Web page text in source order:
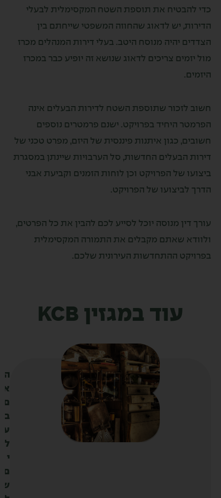
את תוספת השטח המקסימלית לבעלי
יש לדאוג שהחוזה המשפטי שייחתם בין
יהיה מנוסח היטב. בעלי דירות המנהלים מכרז
צריכים לדאוג שנושא זה יופיע כבר במכרז
שתוספת השטח לדירות הבעלים אינה
היחיד בפרויקט. ישנם פרמטרים נוספים
כגון איתנות פיננסית של היזם, מפרט טכני של
החדשות, סל הערבויות שיינתן במסגרת
של הפרויקט וכן לוחות הזמנים וקביעת אבני
של הפרויקט.
מנוסה יוכל לסייע לכם להבין את כל הפרטים,
שאתם מקבלים את התמורה המקסימלית
ההתחדשות העירונית שלכם.
עוד במגזין KCB